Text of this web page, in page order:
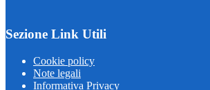
Sezione Link Utili
Cookie policy
Note legali
Informativa Privacy